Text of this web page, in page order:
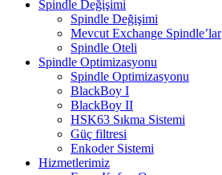
Spindle Değişimi
Spindle Değişimi
Mevcut Exchange Spindle’lar
Spindle Oteli
Spindle Optimizasyonu
Spindle Optimizasyonu
BlackBoy I
BlackBoy II
HSK63 Sıkma Sistemi
Güç filtresi
Enkoder Sistemi
Hizmetlerimiz